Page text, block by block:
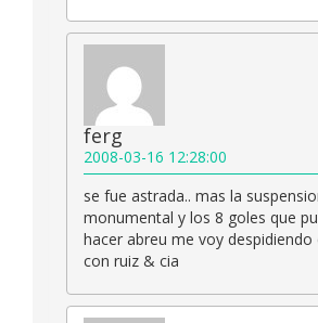
ferg
2008-03-16 12:28:00
se fue astrada.. mas la
monumental y los 8 goles que
hacer abreu me voy despidiendo
con ruiz & cia